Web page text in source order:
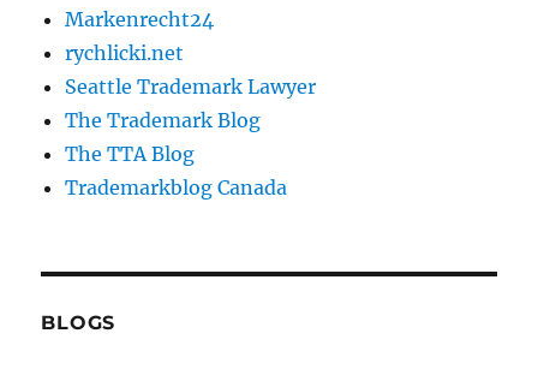
Markenrecht24
rychlicki.net
Seattle Trademark Lawyer
The Trademark Blog
The TTA Blog
Trademarkblog Canada
BLOGS